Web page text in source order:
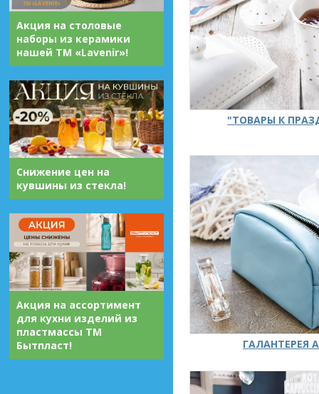
Акция на столовые
наборы из керамики
нашей ТМ «Lavenir»!
Снижение цен на
кувшины из стекла!
Акция на ассортимент
для кухни изделий из
пластмассы ТМ
Бытпласт!
"ТОВАРЫ К
ГАЛАНТЕРЕЯ